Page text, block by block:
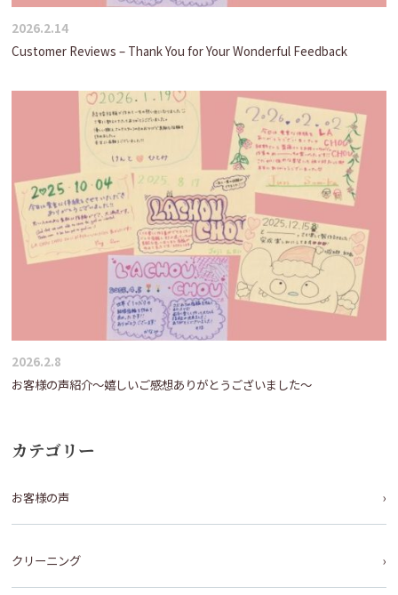
2026.2.14
Customer Reviews – Thank You for Your Wonderful Feedback
2026.2.8
お客様の声紹介～嬉しいご感想ありがとうございました～
カテゴリー
お客様の声
クリーニング